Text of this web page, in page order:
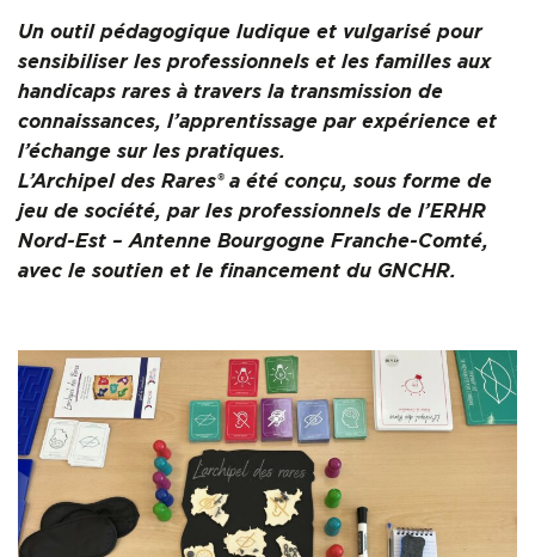
Formation
Ressources
Un outil pédagogique ludique et vulgarisé pour
sensibiliser les professionnels et les familles aux
handicaps rares à travers la transmission de
connaissances, l’apprentissage par expérience et
l’échange sur les pratiques.
L’Archipel des Rares®a été conçu, sous forme de
jeu de société, par les professionnels de l’ERHR
Nord-Est – Antenne Bourgogne Franche-Comté,
avec le soutien et le financement du GNCHR.